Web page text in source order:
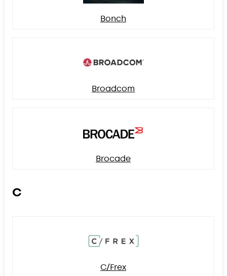
Bonch
Broadcom
Brocade
C
C/Frex